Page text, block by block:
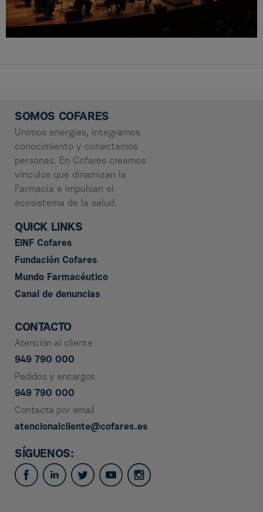
SOMOS COFARES
Unimos energías, integramos
conocimiento y conectamos
personas. En Cofares creamos
vínculos que dinamizan la
Farmacia e impulsan el
ecosistema de la salud.
QUICK LINKS
EINF Cofares
Fundación Cofares
Mundo Farmacéutico
Canal de denuncias
CONTACTO
Atención al cliente
949 790 000
Pedidos y encargos
949 790 000
Contacta por email
atencionalcliente@cofares.es
SÍGUENOS: